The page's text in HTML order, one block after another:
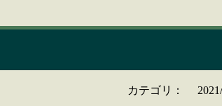
カテゴリ：